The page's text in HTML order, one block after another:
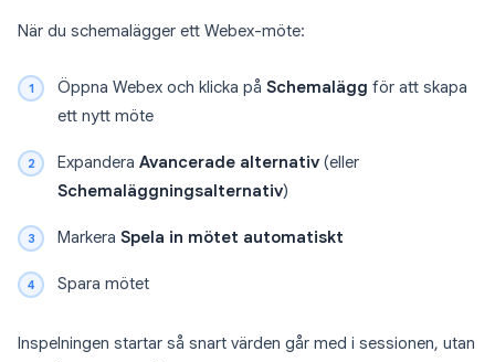
När du schemalägger ett Webex-möte:
Öppna Webex och klicka på Schemalägg för att skapa
ett nytt möte
Expandera Avancerade alternativ (eller
Schemaläggningsalternativ)
Markera Spela in mötet automatiskt
Spara mötet
Inspelningen startar så snart värden går med i sessionen, utan